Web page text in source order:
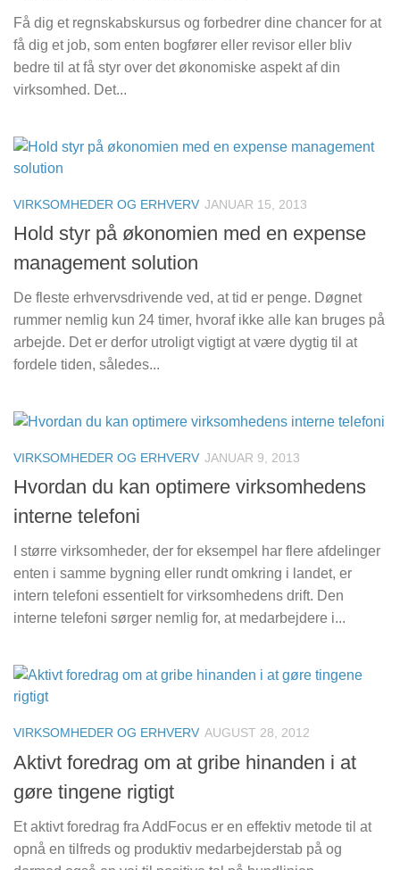
Få dig et regnskabskursus og forbedrer dine chancer for at
få dig et job, som enten bogfører eller revisor eller bliv
bedre til at få styr over det økonomiske aspekt af din
virksomhed. Det...
VIRKSOMHEDER OG ERHVERV JANUAR 15, 2013
Hold styr på økonomien med en expense
management solution
De fleste erhvervsdrivende ved, at tid er penge. Døgnet
rummer nemlig kun 24 timer, hvoraf ikke alle kan bruges på
arbejde. Det er derfor utroligt vigtigt at være dygtig til at
fordele tiden, således...
VIRKSOMHEDER OG ERHVERV JANUAR 9, 2013
Hvordan du kan optimere virksomhedens
interne telefoni
I større virksomheder, der for eksempel har flere afdelinger
enten i samme bygning eller rundt omkring i landet, er
intern telefoni essentielt for virksomhedens drift. Den
interne telefoni sørger nemlig for, at medarbejdere i...
VIRKSOMHEDER OG ERHVERV AUGUST 28, 2012
Aktivt foredrag om at gribe hinanden i at
gøre tingene rigtigt
Et aktivt foredrag fra AddFocus er en effektiv metode til at
opnå en tilfreds og produktiv medarbejderstab på og